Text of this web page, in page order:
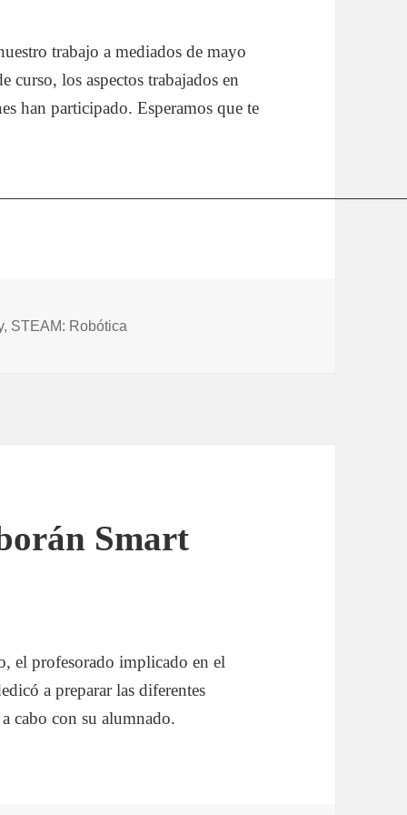
trabajo a mediados de mayo
curso, los aspectos trabajados en
han participado. Esperamos que te
, STEAM: Robótica
Smart
el profesorado implicado en el
a preparar las diferentes
cabo con su alumnado.